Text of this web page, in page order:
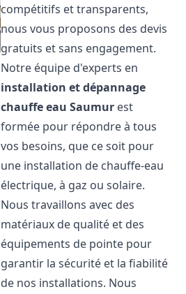
compétitifs et transparents,
nous vous proposons des devis
gratuits et sans engagement.
Notre équipe d'experts en
installation et dépannage
chauffe eau Saumur est
formée pour répondre à tous
vos besoins, que ce soit pour
une installation de chauffe-eau
électrique, à gaz ou solaire.
Nous travaillons avec des
matériaux de qualité et des
équipements de pointe pour
garantir la sécurité et la fiabilité
de nos installations. Nous